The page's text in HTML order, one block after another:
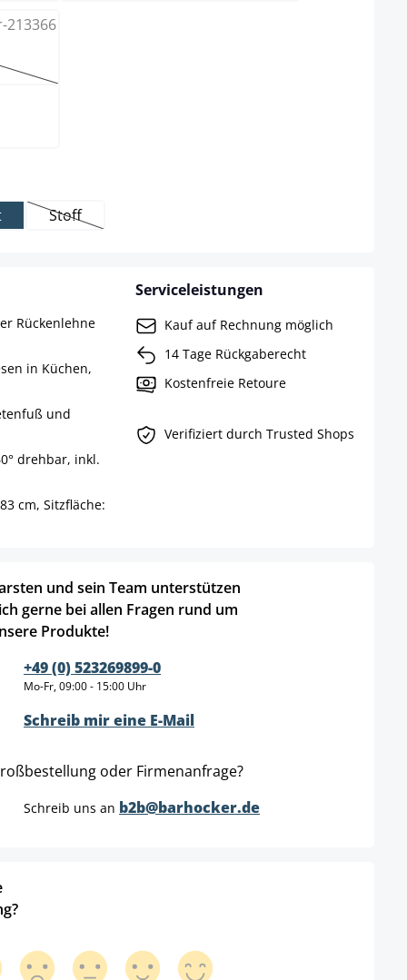
ist zurzeit nicht verfügbar.)
nicht verfügbar.)
Stoff(Diese Option ist zurzeit nicht verfügbar.)
Rückenlehne
in Küchen,
und
drehbar, inkl.
cm, Sitzfläche:
Serviceleistungen
Kauf auf Rechnung möglich
14 Tage Rückgaberecht
Kostenfreie Retoure
Verifiziert durch Trusted Shops
und sein Team unterstützen
gerne bei allen Fragen rund um
Produkte!
+49 (0) 523269899-0
Mo-Fr, 09:00 - 15:00 Uhr
Schreib mir eine E-Mail
oder Firmenanfrage?
Schreib uns an b2b@barhocker.de